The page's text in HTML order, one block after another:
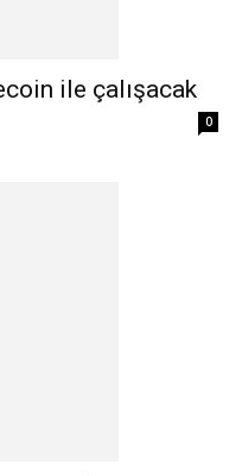
ile çalışacak
0